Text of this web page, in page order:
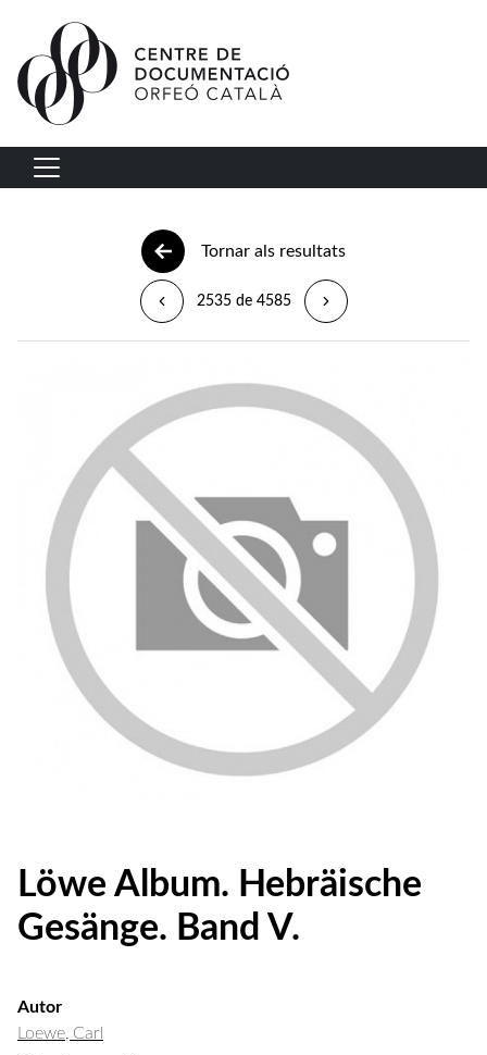
Vés al contingut
Navegació principal
Tornar als resultats
2535 de 4585
Löwe Album. Hebräische
Gesänge. Band V.
Autor
Loewe, Carl